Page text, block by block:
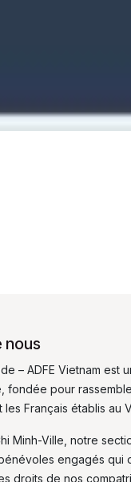
nous
– ADFE Vietnam est
fondée pour
les Français établis au
Minh-Ville, notre
engagés qui
droits de nos